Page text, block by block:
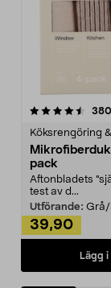
Köksrengöring
pack
Aftonbladets
test av d...
Utförande: Grå/
39,90
Lägg
4.0av 5